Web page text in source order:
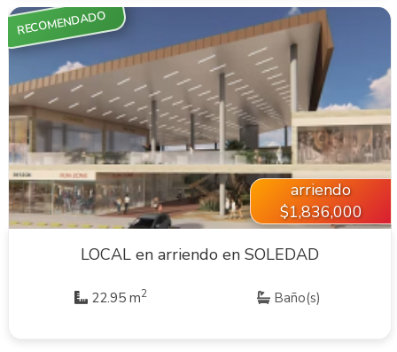
VER INMUEBLE
RECOMENDADO
arriendo
$1,836,000
LOCAL en arriendo en SOLEDAD
22.95 m2 Baño(s)